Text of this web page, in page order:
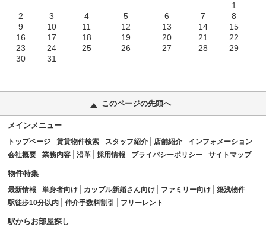
1
2
3 4 5 6 7
8
9
10 11 12 13 14
15
16
17 18 19 20 21
22
23
24 25 26 27 28
29
30
31
このページの先頭へ
メインメニュー
トップページ 賃貸物件検索 スタッフ紹介 店舗紹介
インフォメーション
会社概要
業務内容 沿革 採用情報 プライバシーポリシー サイトマップ
物件特集
最新情報 単身者向け カップル新婚さん向け ファミリー向け
築浅物件
駅徒歩10分以内
仲介手数料割引 フリーレント
駅からお部屋探し